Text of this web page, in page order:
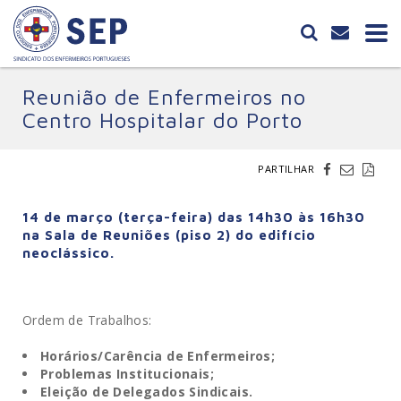
Reunião de Enfermeiros no
Centro Hospitalar do Porto
PARTILHAR
14 de março (terça-feira) das 14h30 às 16h30
na Sala de Reuniões (piso 2) do edifício
neoclássico.
Ordem de Trabalhos:
Horários/Carência de Enfermeiros;
Problemas Institucionais;
Eleição de Delegados Sindicais.